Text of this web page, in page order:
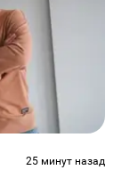
25 минут назад